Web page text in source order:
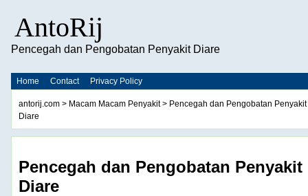
AntoRij
Pencegah dan Pengobatan Penyakit Diare
Home Contact Privacy Policy
antorij.com > Macam Macam Penyakit> Pencegah dan Pengobatan Penyakit
Diare
Pencegah dan Pengobatan Penyakit
Diare